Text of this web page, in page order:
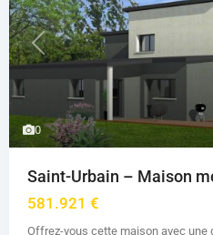
0
Previous
Saint-Urbain – Maison
581.921 €
Offrez-vous cette maison avec une